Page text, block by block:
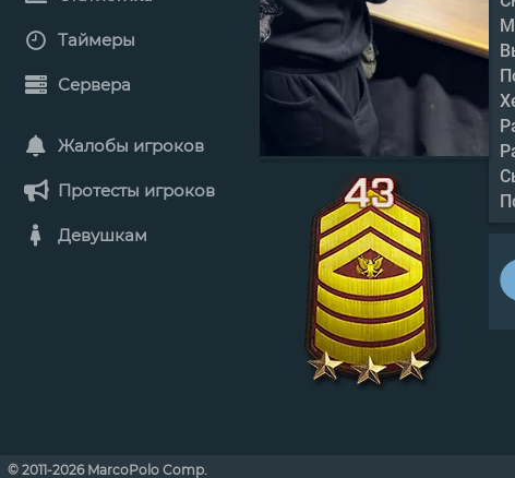
Таймеры
Сервера
Жалобы игроков
Протесты игроков
Девушкам
© 2011-2026 MarcoPolo Comp.